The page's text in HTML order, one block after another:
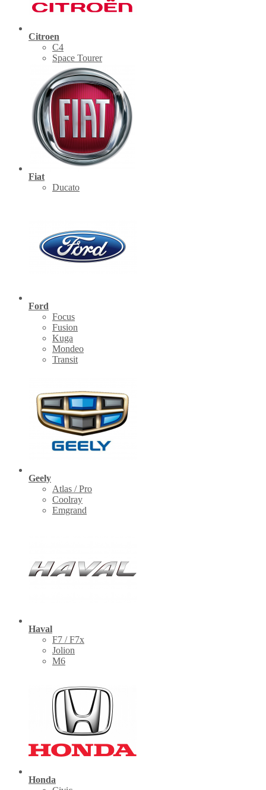
Citroen
C4
Space Tourer
Fiat
Ducato
Ford
Focus
Fusion
Kuga
Mondeo
Transit
Geely
Atlas / Pro
Coolray
Emgrand
Haval
F7 / F7x
Jolion
M6
Honda